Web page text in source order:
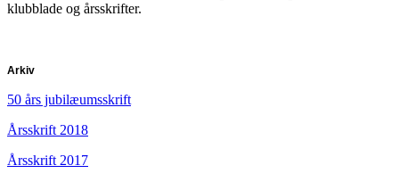
klubblade og årsskrifter.
Arkiv
50 års jubilæumsskrift
Årsskrift 2018
Årsskrift 2017